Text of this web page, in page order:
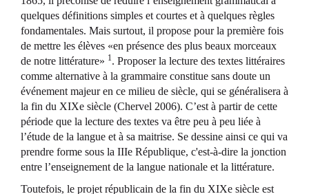
quelques définitions simples et courtes et à quelques règles
fondamentales. Mais surtout, il propose pour la première fois
de mettre les élèves «en présence des plus beaux morceaux
de notre littérature» 1. Proposer la lecture des textes littéraires
comme alternative à la grammaire constitue sans doute un
événement majeur en ce milieu de siècle, qui se généralisera à
la fin du XIXe siècle (Chervel 2006). C’est à partir de cette
période que la lecture des textes va être peu à peu liée à
l’étude de la langue et à sa maitrise. Se dessine ainsi ce qui va
prendre forme sous la IIIe République, c'est-à-dire la jonction
entre l’enseignement de la langue nationale et la littérature.
Toutefois, le projet républicain de la fin du XIXe siècle est